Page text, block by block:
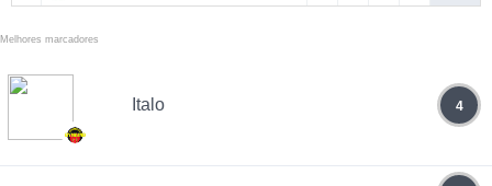
Melhores marcadores
Italo 4